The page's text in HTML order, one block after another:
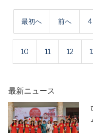
最初へ 前へ 4
10 11 12
最新ニュース